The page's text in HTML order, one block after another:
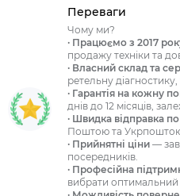
Переваги
Чому ми?
· Працюємо з 2017
продажу техніки та
· Власний склад та
ретельну
· Гарантія на кожну
днів до 12 місяців,
· Швидка відправка по
Поштою та
· Прийнятні ціни —
посередників.
· Професійна
вибрати оптимальний